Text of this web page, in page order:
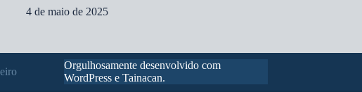
4 de maio de 2025
Orgulhosamente desenvolvido com
WordPress e Tainacan.